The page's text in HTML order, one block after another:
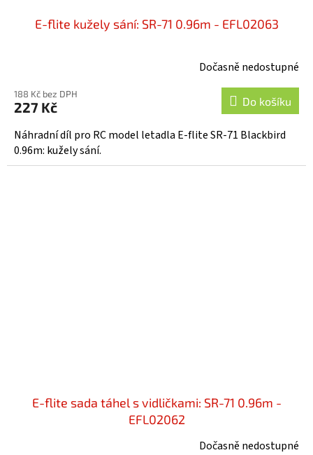
E-flite kužely sání: SR-71 0.96m - EFL02063
Dočasně nedostupné
188 Kč bez DPH
227 Kč Do košíku
Náhradní díl pro RC model letadla E-flite SR-71 Blackbird
0.96m: kužely sání.
E-flite sada táhel s vidličkami: SR-71 0.96m -
EFL02062
Dočasně nedostupné